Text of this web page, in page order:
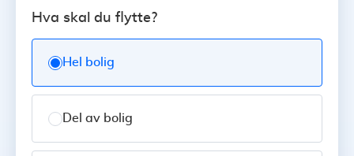
Hva skal du flytte?
Hel bolig
Del av bolig